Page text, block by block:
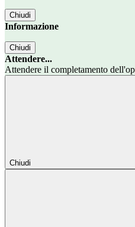
Chiudi
Informazione
Chiudi
Attendere...
Attendere il completamento
Chiudi